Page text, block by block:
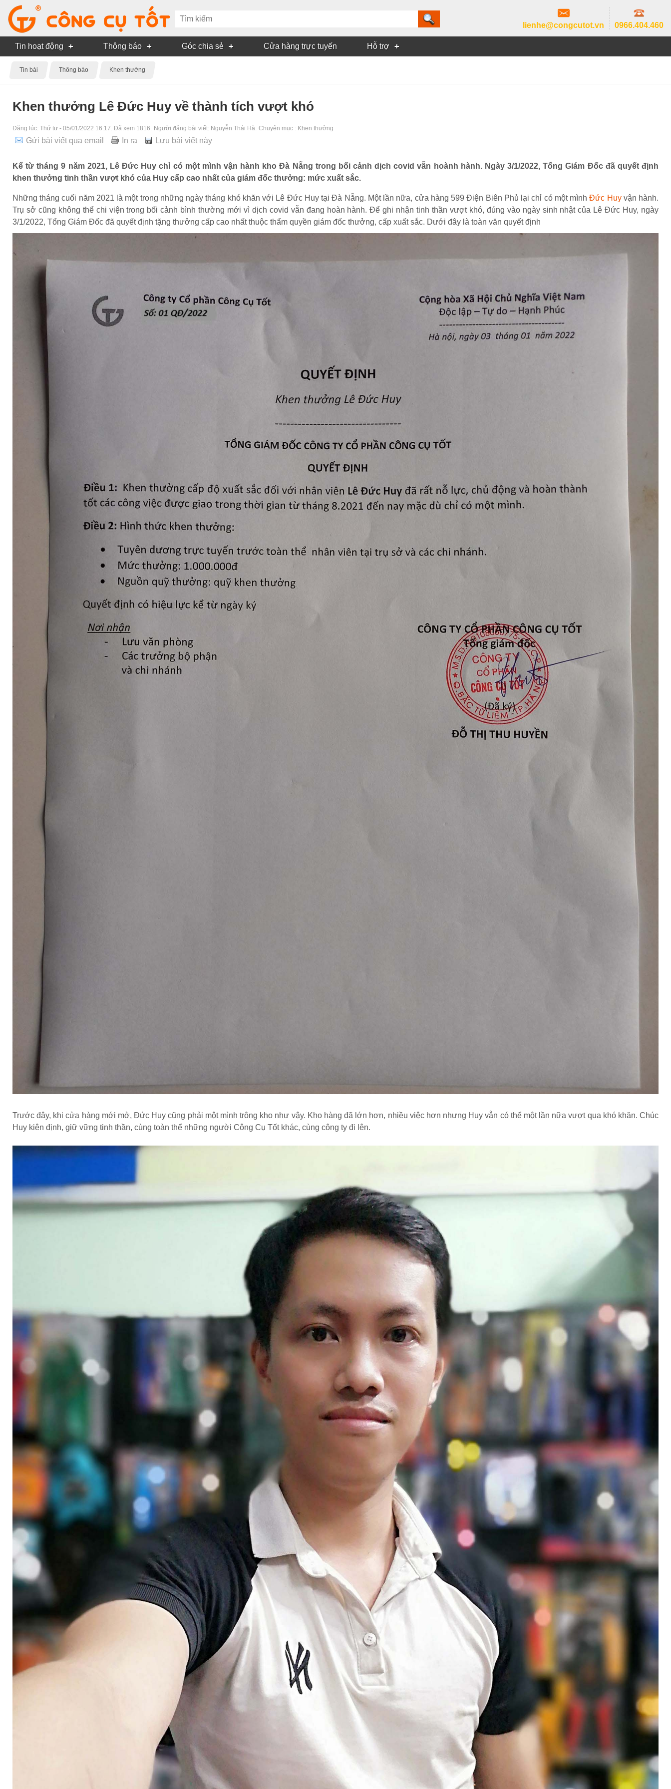
0966.404.460
lienhe@congcutot.vn
Tin hoạt động Thông báo Góc chia sẻ Cửa hàng trực tuyến Hỗ trợ
Tin bài Thông báo Khen thưởng
Khen thưởng Lê Đức Huy về thành tích vượt khó
Đăng lúc: Thứ tư - 05/01/2022 16:17 . Đã xem 1816. Người đăng bài viết: Nguyễn Thái Hà Chuyên mục : Khen thưởng
Gửi bài viết qua email In ra Lưu bài viết này
Kể từ tháng 9 năm 2021, Lê Đức Huy chỉ có một mình vận hành kho Đà Nẵng trong bối cảnh dịch covid vẫn hoành hành. Ngày 3/1/2022, Tổng Giám Đốc đã quyết định
khen thưởng tinh thần vượt khó của Huy cấp cao nhất của giám đốc thưởng: mức xuất sắc.
Những tháng cuối năm 2021 là một trong những ngày tháng khó khăn với Lê Đức Huy tại Đà Nẵng. Một lần nữa, cửa hàng 599 Điện Biên Phủ lại chỉ có một mìnhĐức Huyvận hành.
Trụ sở cũng không thể chi viện trong bối cảnh bình thường mới vì dịch covid vẫn đang hoàn hành. Để ghi nhận tinh thần vượt khó, đúng vào ngày sinh nhật của Lê Đức Huy, ngày
3/1/2022, Tổng Giám Đốc đã quyết định tặng thưởng cấp cao nhất thuộc thẩm quyền giám đốc thưởng, cấp xuất sắc. Dưới đây là toàn văn quyết định
Trước đây, khi cửa hàng mới mở, Đức Huy cũng phải một mình trông kho như vậy. Kho hàng đã lớn hơn, nhiều việc hơn nhưng Huy vẫn có thể một lần nữa vượt qua khó khăn. Chúc
Huy kiên định, giữ vững tinh thần, cùng toàn thể những người Công Cụ Tốt khác, cùng công ty đi lên.